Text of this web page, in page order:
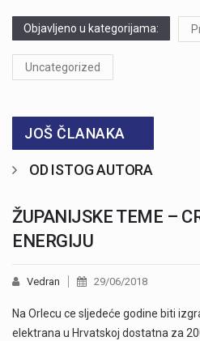
Objavljeno u kategorijama:
Uncategorized
JOŠ ČLANAKA
OD ISTOG AUTORA
ŽUPANIJSKE TEME –
ENERGIJU
Vedran 29/06/2018
Na Orlecu ce sljedeće godine biti
elektrana u Hrvatskoj dostatna za